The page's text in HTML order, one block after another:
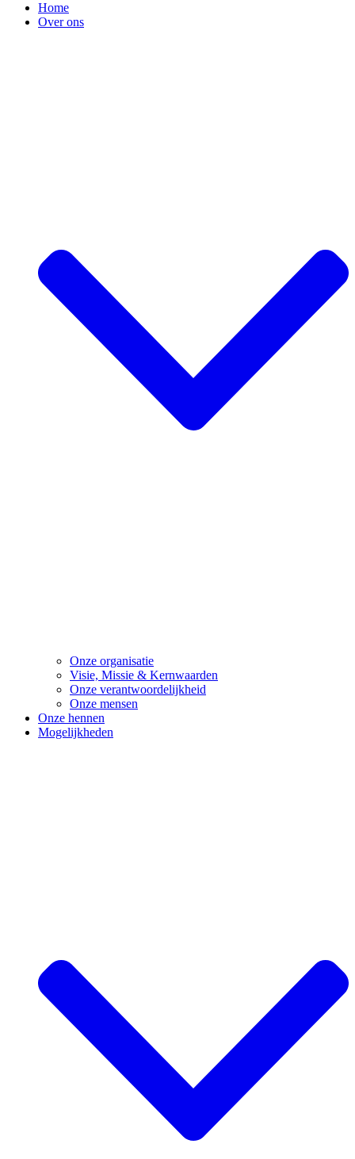
Home
Over ons
Onze organisatie
Visie, Missie & Kernwaarden
Onze verantwoordelijkheid
Onze mensen
Onze hennen
Mogelijkheden